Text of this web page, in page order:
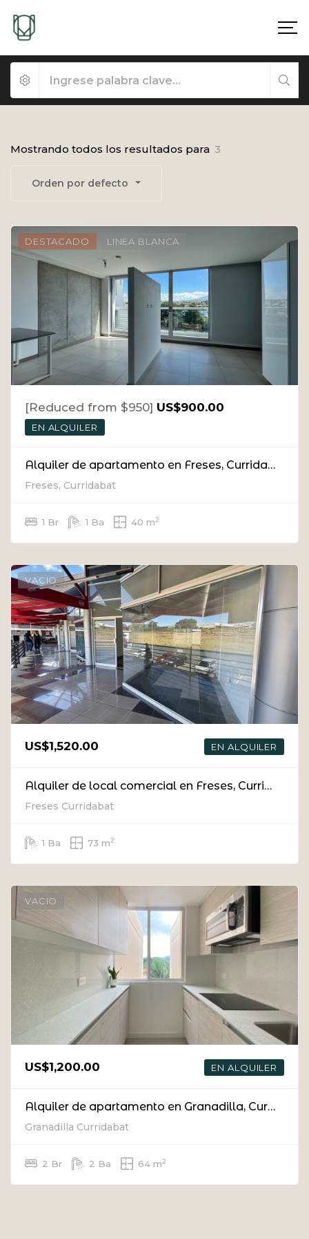
Mostrando todos los resultados para 3
Orden por defecto
DESTACADO LINEA BLANCA
[Reduced from $950] US$900.00
EN ALQUILER
Alquiler de apartamento en Freses, Curridabat (con L/B)
Freses, Curridabat
1 Br 1 Ba 40 m2
VACIO
US$1,520.00 EN ALQUILER
Alquiler de local comercial en Freses, Curridabat
Freses Curridabat
1 Ba 73 m2
VACIO
US$1,200.00 EN ALQUILER
Alquiler de apartamento en Granadilla, Curridabat
Granadilla Curridabat
2 Br 2 Ba 64 m2